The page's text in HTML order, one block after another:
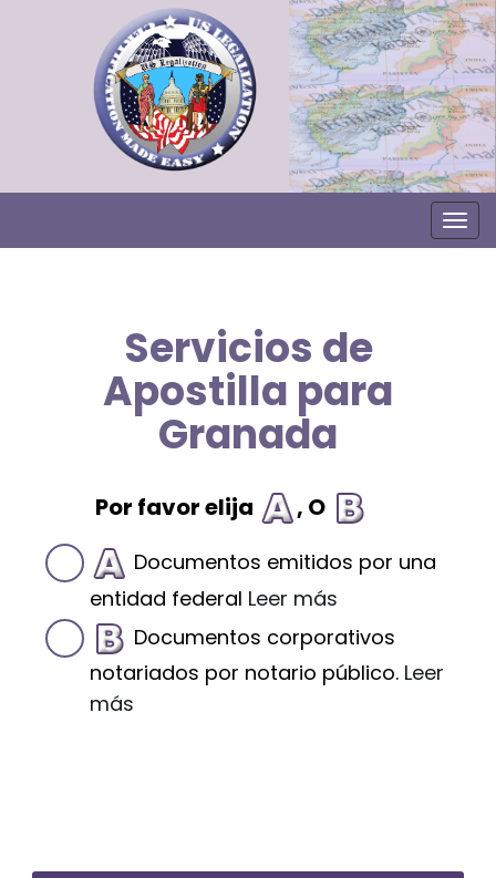
Servicios de
Apostilla para
Granada
Por favor elija , O
Documentos emitidos por una
entidad federal Leer más
Documentos corporativos
notariados por notario público. Leer
más